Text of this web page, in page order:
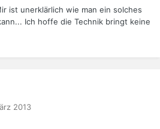
ist unerklärlich wie man ein solches
Ich hoffe die Technik bringt keine
2013